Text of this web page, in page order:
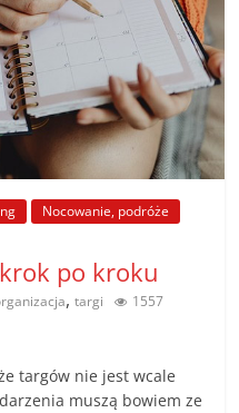
Nocowanie, podróże
po kroku
,targi
1557
targów nie jest wcale
muszą bowiem ze